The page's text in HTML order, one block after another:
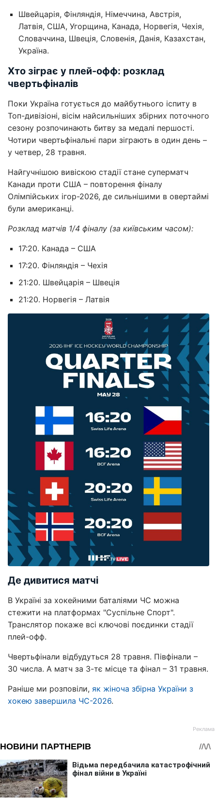
Швейцарія, Фінляндія, Німеччина, Австрія,
Латвія, США, Угорщина, Канада, Норвегія, Чехія,
Словаччина, Швеція, Словенія, Данія, Казахстан,
Україна.
Хто зіграє у плей-офф: розклад
чвертьфіналів
Поки Україна готується до майбутнього іспиту в
Топ-дивізіоні, вісім найсильніших збірних поточного
сезону розпочинають битву за медалі першості.
Чотири чвертьфінальні пари зіграють в один день –
у четвер, 28 травня.
Найгучнішою вивіскою стадії стане суперматч
Канади проти США – повторення фіналу
Олімпійських ігор-2026, де сильнішими в овертаймі
були американці.
Розклад матчів 1/4 фіналу (за київським часом):
17:20. Канада – США
17:20. Фінляндія – Чехія
21:20. Швейцарія – Швеція
21:20. Норвегія – Латвія
Де дивитися матчі
В Україні за хокейними баталіями ЧС можна
стежити на платформах "Суспільне Спорт".
Транслятор покаже всі ключові поєдинки стадії
плей-офф.
Чвертьфінали відбудуться 28 травня. Півфінали –
30 числа. А матч за 3-тє місце та фінал – 31 травня.
Раніше ми розповіли, як жіноча збірна України з
хокею завершила ЧС-2026.